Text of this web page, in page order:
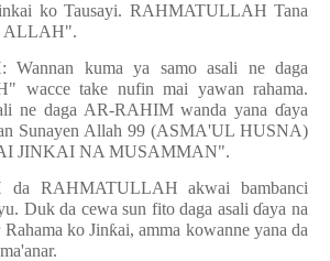
ko Tausayi. RAHMATULLAH Tana
ALLAH".
Wannan kuma ya samo asali ne daga
wacce take nufin mai yawan rahama.
ne daga AR-RAHIM wanda yana ɗaya
Sunayen Allah 99 (ASMA'UL HUSNA)
JINKAI NA MUSAMMAN".
da RAHMATULLAH akwai bambanci
Duk da cewa sun fito daga asaliɗaya na
ko Jinƙai, amma kowanne yana da